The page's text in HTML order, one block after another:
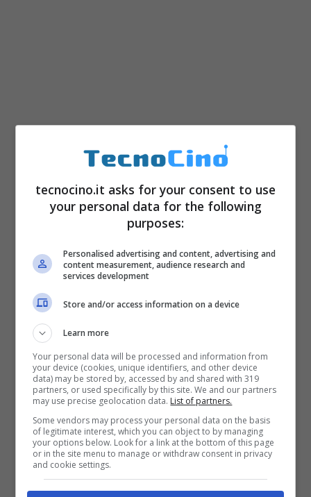
tecnocino.it asks for your consent to use
your personal data for the following
purposes:
Personalised advertising and content, advertising and
content measurement, audience research and
services development
Store and/or access information on a device
Learn more
Your personal data will be processed and information from
your device (cookies, unique identifiers, and other device
data) may be stored by, accessed by and shared with 319
partners, or used specifically by this site. We and our partners
may use precise geolocation data. List of partners.
Some vendors may process your personal data on the basis
of legitimate interest, which you can object to by managing
your options below. Look for a link at the bottom of this page
or in the site menu to manage or withdraw consent in privacy
and cookie settings.